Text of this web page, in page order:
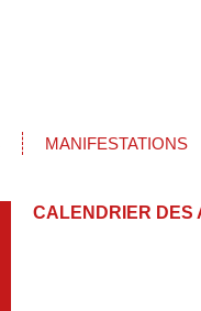
MANIFESTATIONS
CALENDRIER DES